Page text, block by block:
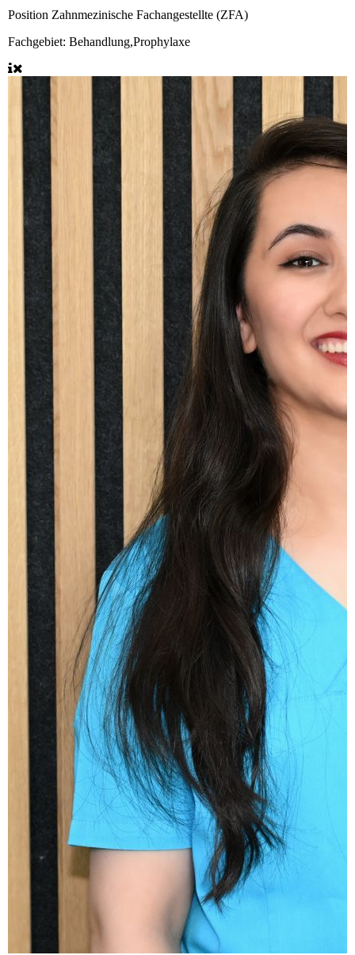
Position Zahnmezinische Fachangestellte (ZFA)
Fachgebiet: Behandlung,Prophylaxe